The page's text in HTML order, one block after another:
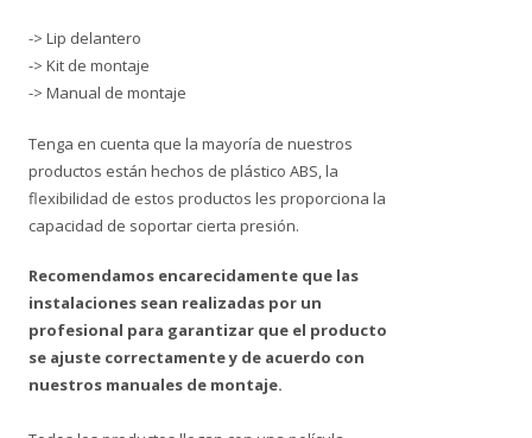
-> Lip delantero
-> Kit de montaje
-> Manual de montaje
Tenga en cuenta que la mayoría de nuestros
productos están hechos de plástico ABS, la
flexibilidad de estos productos les proporciona la
capacidad de soportar cierta presión.
Recomendamos encarecidamente que las
instalaciones sean realizadas por un
profesional para garantizar que el producto
se ajuste correctamente y de acuerdo con
nuestros manuales de montaje.